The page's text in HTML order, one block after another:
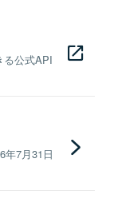
る公式API
年7月31日